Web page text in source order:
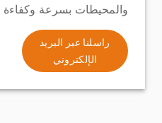
والمحيطات بسرعة وكفاءة
راسلنا عبر البريد
الإلكتروني